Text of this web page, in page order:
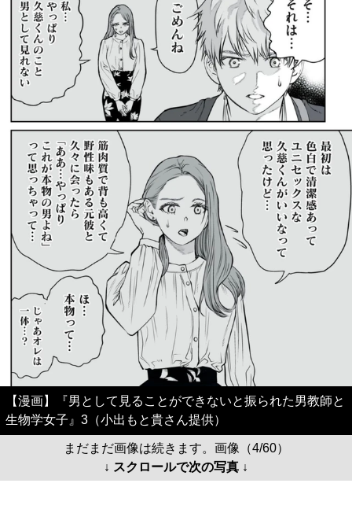
【漫画】『男として見ることができないと振られた男教師と
生物学女子』3（小出もと貴さん提供）
まだまだ画像は続きます。画像（4/60）
↓ スクロールで次の写真 ↓